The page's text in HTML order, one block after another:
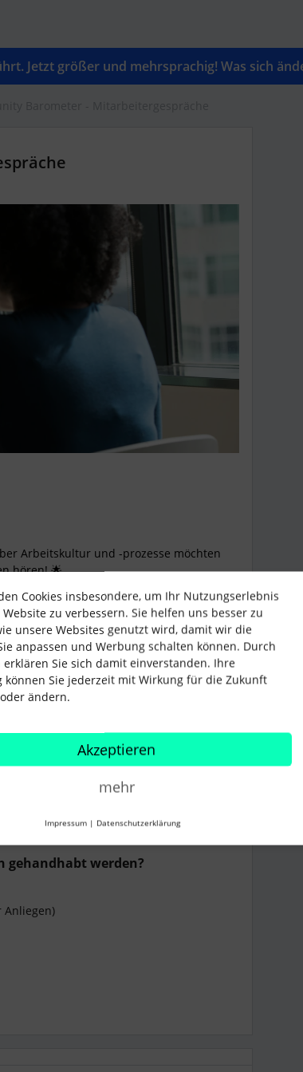
Jetzt größer und mehrsprachig! Was sich
Arbeitskultur und -prozesse möchten
hören! 🌟
prägt, sind
Einfluss auf die Zufriedenheit und
solche Gespräche idealerweise geführt
geben, oder ist es besser, nur nach
Gedanken, Erfahrungen oder
in den Kommentaren teilt!
Perspektiven 😊
gehandhabt werden?
Anliegen)
Cookies insbesondere, um Ihr Nutzungserlebnis
zu verbessern. Sie helfen uns besser zu
unsere Websites genutzt wird, damit wir die
anpassen und Werbung schalten können. Durch
erklären Sie sich damit einverstanden. Ihre
können Sie jederzeit mit Wirkung für die Zukunft
ändern.
Akzeptieren
mehr
Impressum | Datenschutzerklärung